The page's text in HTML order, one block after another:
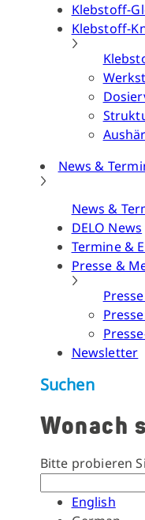
Klebstoff-
Klebstoff-
News &
News &
DELO News
Termine &
Presse &
Newsletter
Suchen
Wonach
Bitte probieren
English